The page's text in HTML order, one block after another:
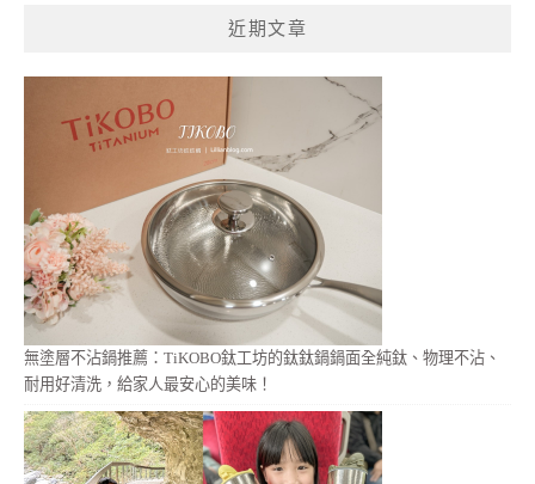
近期文章
無塗層不沾鍋推薦：TiKOBO鈦工坊的鈦鈦鍋鍋面全純鈦、物理不沾、
耐用好清洗，給家人最安心的美味！